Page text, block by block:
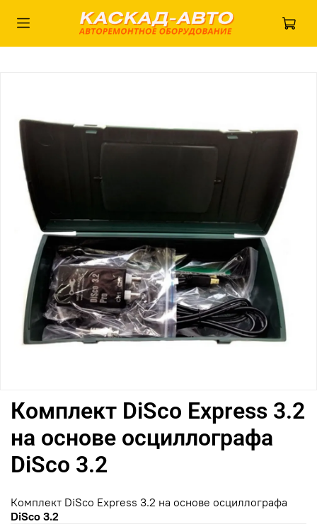
Комплект DiSco Express 3.2
на основе осциллографа
DiSco 3.2
Комплект DiSco Express 3.2 на основе осциллографа
DiSco 3.2